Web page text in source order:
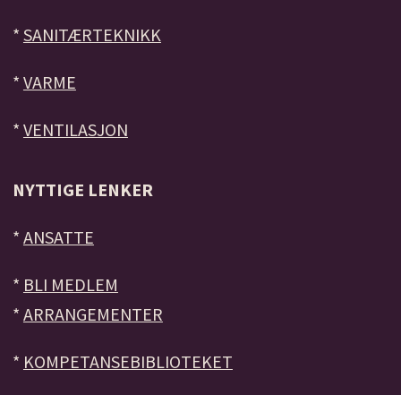
* SANITÆRTEKNIKK
* VARME
* VENTILASJON
NYTTIGE LENKER
* ANSATTE
* BLI MEDLEM
* ARRANGEMENTER
* KOMPETANSEBIBLIOTEKET